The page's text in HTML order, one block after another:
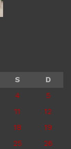
S
D
4
5
11
12
18
19
25
26